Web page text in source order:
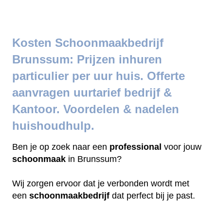
Kosten Schoonmaakbedrijf
Brunssum: Prijzen inhuren
particulier per uur huis. Offerte
aanvragen uurtarief bedrijf &
Kantoor. Voordelen & nadelen
huishoudhulp.
Ben je op zoek naar een professional voor jouw
schoonmaak in Brunssum?
Wij zorgen ervoor dat je verbonden wordt met
een schoonmaakbedrijf dat perfect bij je past.